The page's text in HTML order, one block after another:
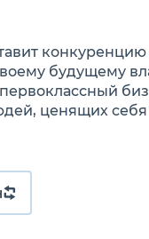
будущему
ценящих